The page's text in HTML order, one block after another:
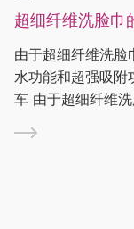
的好处
巾具有强大的吸
功能，可用于擦
脸巾具有强大的
能，因此可用
和超吸附功